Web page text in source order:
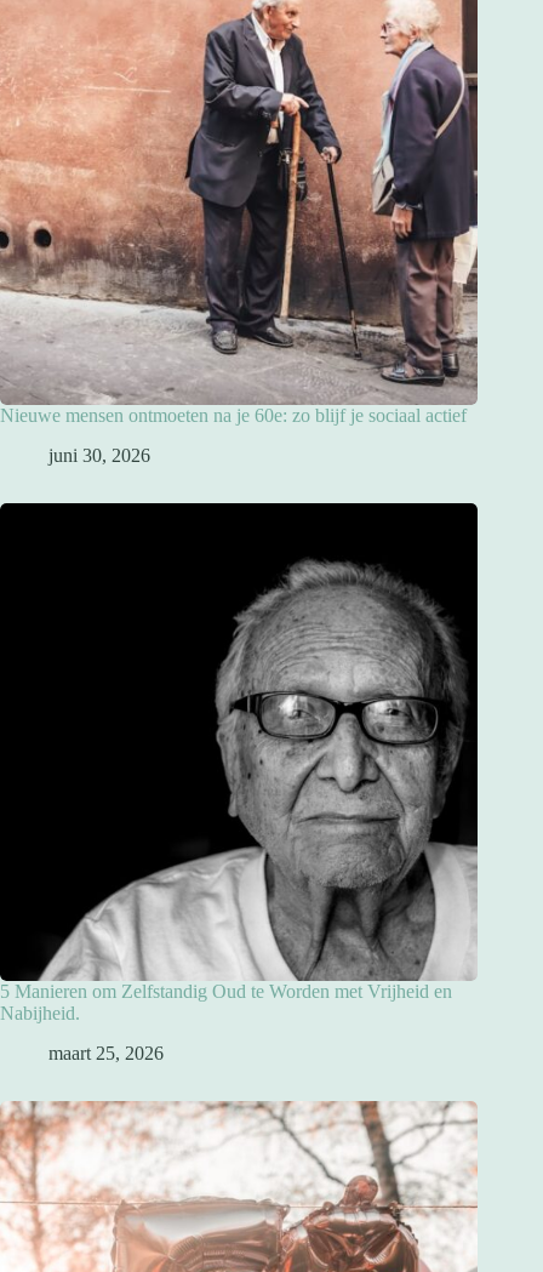
Nieuwe mensen ontmoeten na je 60e: zo blijf je sociaal actief
juni 30, 2026
5 Manieren om Zelfstandig Oud te Worden met Vrijheid en
Nabijheid.
maart 25, 2026